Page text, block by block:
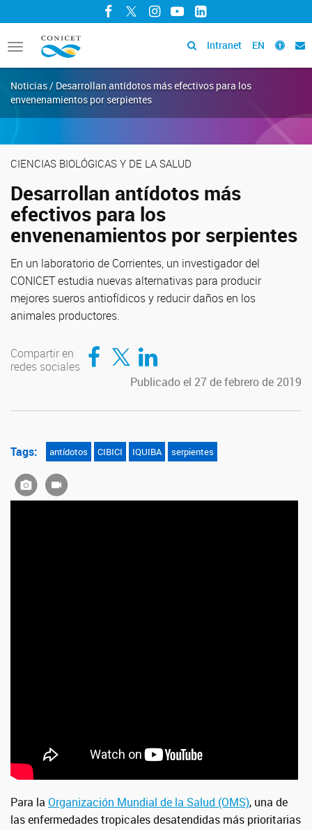
Facebook
TwitterInstagram
YouTubeLinkedIn
Toggle
navigation
Intranet EN
Noticias / Desarrollan antídotos más efectivos para los
envenenamientos por serpientes
CIENCIAS BIOLÓGICAS Y DE LA SALUD
Desarrollan antídotos más
efectivos para los
envenenamientos por serpientes
En un laboratorio de Corrientes, un investigador del
CONICET estudia nuevas alternativas para producir
mejores sueros antiofídicos y reducir daños en los
animales productores.
Compartir en
redes sociales
Compartir en Facebook
Compartir en TwitterCompartir en LinkedIn
Publicado el 27 de febrero de 2019
Tags: antídotos CIBICI IQUIBA serpientes
Para la Organización Mundial de la Salud (OMS), una de
las enfermedades tropicales desatendidas más prioritarias